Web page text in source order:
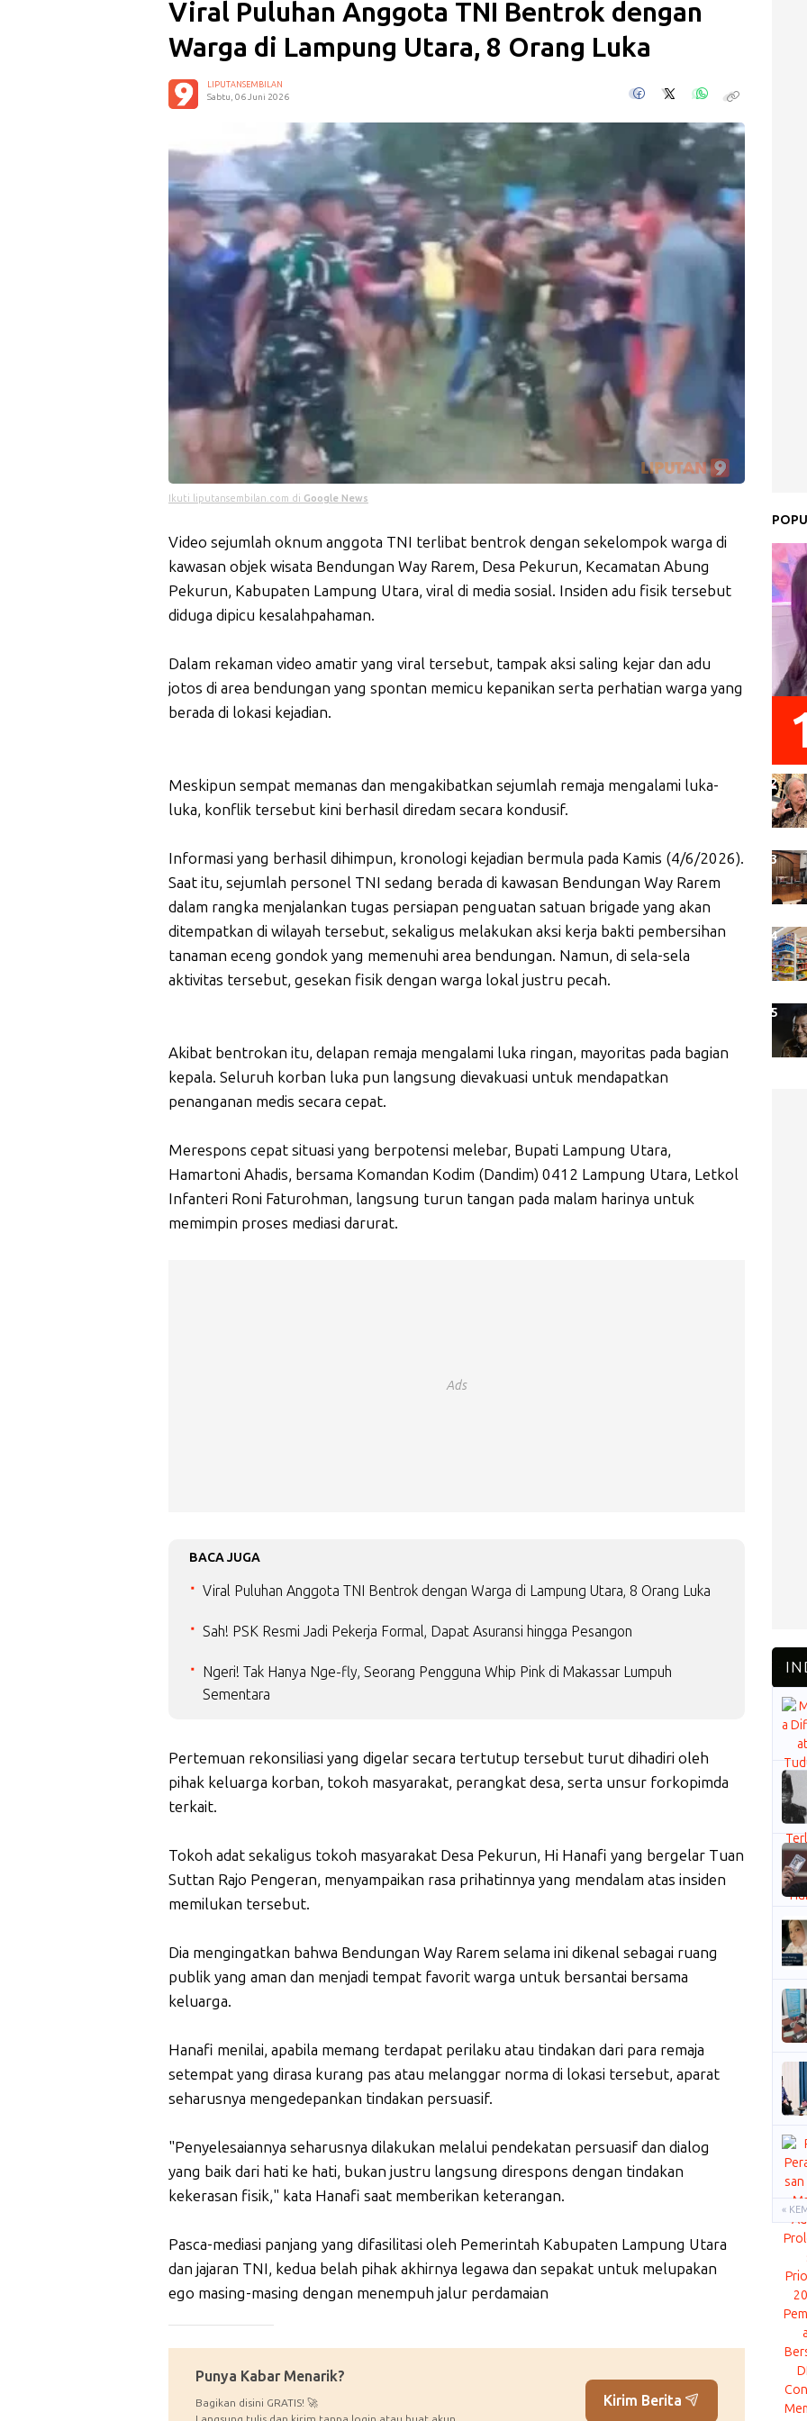
Viral Puluhan Anggota TNI Bentrok dengan
Warga di Lampung Utara, 8 Orang Luka
LIPUTANSEMBILAN
Sabtu, 06 Juni 2026
Ikuti liputansembilan.com di Google News
Video sejumlah oknum anggota TNI terlibat bentrok dengan sekelompok warga di
kawasan objek wisata Bendungan Way Rarem, Desa Pekurun, Kecamatan Abung
Pekurun, Kabupaten Lampung Utara, viral di media sosial. Insiden adu fisik tersebut
diduga dipicu kesalahpahaman.
Dalam rekaman video amatir yang viral tersebut, tampak aksi saling kejar dan adu
jotos di area bendungan yang spontan memicu kepanikan serta perhatian warga yang
berada di lokasi kejadian.
Meskipun sempat memanas dan mengakibatkan sejumlah remaja mengalami luka-
luka, konflik tersebut kini berhasil diredam secara kondusif.
Informasi yang berhasil dihimpun, kronologi kejadian bermula pada Kamis (4/6/2026).
Saat itu, sejumlah personel TNI sedang berada di kawasan Bendungan Way Rarem
dalam rangka menjalankan tugas persiapan penguatan satuan brigade yang akan
ditempatkan di wilayah tersebut, sekaligus melakukan aksi kerja bakti pembersihan
tanaman eceng gondok yang memenuhi area bendungan. Namun, di sela-sela
aktivitas tersebut, gesekan fisik dengan warga lokal justru pecah.
Akibat bentrokan itu, delapan remaja mengalami luka ringan, mayoritas pada bagian
kepala. Seluruh korban luka pun langsung dievakuasi untuk mendapatkan
penanganan medis secara cepat.
Merespons cepat situasi yang berpotensi melebar, Bupati Lampung Utara,
Hamartoni Ahadis, bersama Komandan Kodim (Dandim) 0412 Lampung Utara, Letkol
Infanteri Roni Faturohman, langsung turun tangan pada malam harinya untuk
memimpin proses mediasi darurat.
Ads
BACA JUGA
Viral Puluhan Anggota TNI Bentrok dengan Warga di Lampung Utara, 8 Orang Luka
Sah! PSK Resmi Jadi Pekerja Formal, Dapat Asuransi hingga Pesangon
Ngeri! Tak Hanya Nge-fly, Seorang Pengguna Whip Pink di Makassar Lumpuh
Sementara
Pertemuan rekonsiliasi yang digelar secara tertutup tersebut turut dihadiri oleh
pihak keluarga korban, tokoh masyarakat, perangkat desa, serta unsur forkopimda
terkait.
Tokoh adat sekaligus tokoh masyarakat Desa Pekurun, Hi Hanafi yang bergelar Tuan
Suttan Rajo Pengeran, menyampaikan rasa prihatinnya yang mendalam atas insiden
memilukan tersebut.
Dia mengingatkan bahwa Bendungan Way Rarem selama ini dikenal sebagai ruang
publik yang aman dan menjadi tempat favorit warga untuk bersantai bersama
keluarga.
Hanafi menilai, apabila memang terdapat perilaku atau tindakan dari para remaja
setempat yang dirasa kurang pas atau melanggar norma di lokasi tersebut, aparat
seharusnya mengedepankan tindakan persuasif.
"Penyelesaiannya seharusnya dilakukan melalui pendekatan persuasif dan dialog
yang baik dari hati ke hati, bukan justru langsung direspons dengan tindakan
kekerasan fisik," kata Hanafi saat memberikan keterangan.
Pasca-mediasi panjang yang difasilitasi oleh Pemerintah Kabupaten Lampung Utara
dan jajaran TNI, kedua belah pihak akhirnya legawa dan sepakat untuk melupakan
ego masing-masing dengan menempuh jalur perdamaian
Punya Kabar Menarik?
Bagikan disini GRATIS! 🚀
Kirim Berita
«